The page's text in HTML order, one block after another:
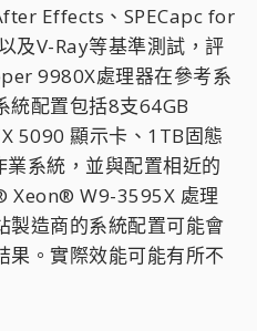
Effects、SPECapc for
及V-Ray等基準測試，評
9980X處理器在參考系
統配置包括8支64GB
5090 顯示卡、1TB固態
系統，並與配置相近的
Xeon® W9-3595X 處理
製造商的系統配置可能會
果。實際效能可能有所不